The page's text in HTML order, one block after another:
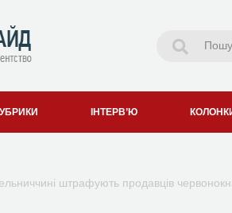
ІНТЕРВ’Ю
штрафують продавців